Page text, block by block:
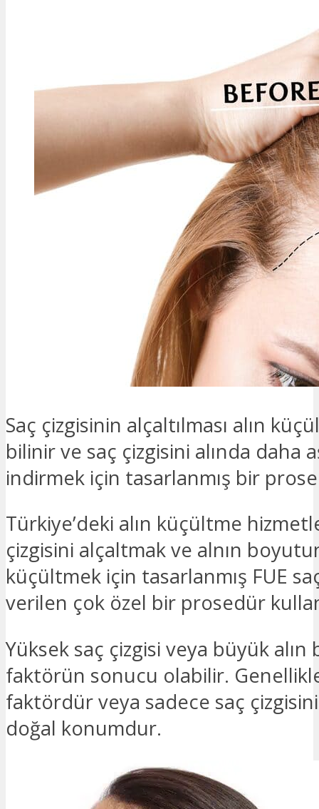
Saç çizgisinin alçaltılması alın
bilinir ve saç çizgisini alında daha
indirmek için tasarlanmış bir
Türkiye’deki alın küçültme
çizgisini alçaltmak ve alnın
küçültmek için tasarlanmış FUE
verilen çok özel bir prosedür
Yüksek saç çizgisi veya büyük alın
faktörün sonucu olabilir.
faktördür veya sadece saç
doğal konumdur.